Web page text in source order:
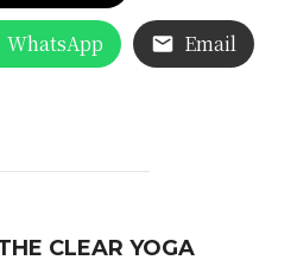
WhatsApp Email
投稿者CLEAR YOGA